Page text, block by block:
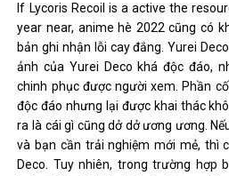
If Lycoris Recoil is a active the
year near, anime hè 2022 cũng có
bản ghi nhận lỗi cay đắng. Yurei
ảnh của Yurei Deco khá độc đáo,
chinh phục được người xem. Phần
độc đáo nhưng lại được khai thác
ra là cái gì cũng dở dở ương ương.
và bạn cần trải nghiệm mới mẻ, thì
Deco. Tuy nhiên, trong trường hợp